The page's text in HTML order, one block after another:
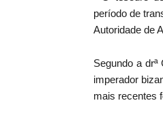
período de
Autoridade de
Segundo a
imperador
mais recentes